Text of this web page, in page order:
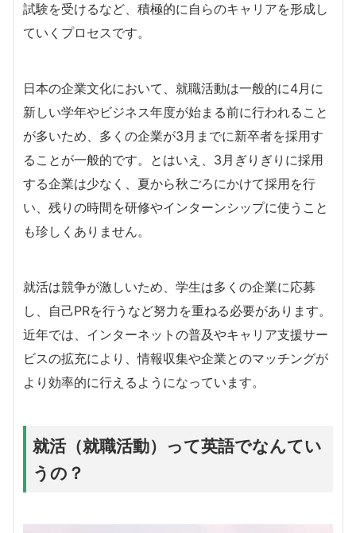
試験を受けるなど、積極的に自らのキャリアを形成し
ていくプロセスです。
日本の企業文化において、就職活動は一般的に4月に
新しい学年やビジネス年度が始まる前に行われること
が多いため、多くの企業が3月までに新卒者を採用す
ることが一般的です。とはいえ、3月ぎりぎりに採用
する企業は少なく、夏から秋ごろにかけて採用を行
い、残りの時間を研修やインターンシップに使うこと
も珍しくありません。
就活は競争が激しいため、学生は多くの企業に応募
し、自己PRを行うなど努力を重ねる必要があります。
近年では、インターネットの普及やキャリア支援サー
ビスの拡充により、情報収集や企業とのマッチングが
より効率的に行えるようになっています。
就活（就職活動）って英語でなんてい
うの？